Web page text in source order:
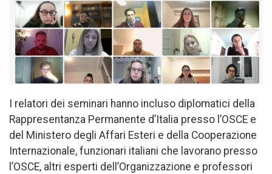
I relatori dei seminari hanno incluso diplomatici della
Rappresentanza Permanente d’Italia presso l’OSCE e
del Ministero degli Affari Esteri e della Cooperazione
Internazionale, funzionari italiani che lavorano presso
l’OSCE, altri esperti dell’Organizzazione e professori